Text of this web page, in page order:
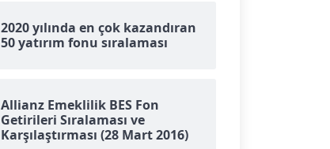
2020 yılında en çok kazandıran
50 yatırım fonu sıralaması
Allianz Emeklilik BES Fon
Getirileri Sıralaması ve
Karşılaştırması (28 Mart 2016)